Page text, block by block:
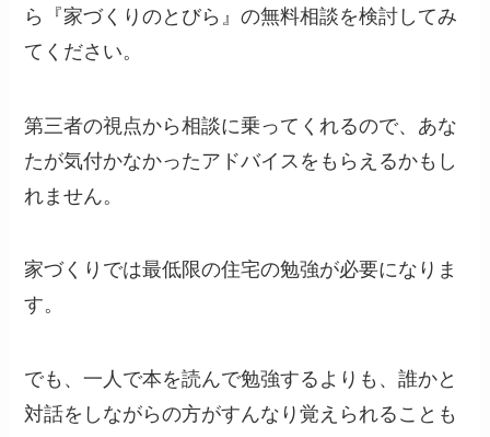
ら『家づくりのとびら』の無料相談を検討してみ
てください。
第三者の視点から相談に乗ってくれるので、あな
たが気付かなかったアドバイスをもらえるかもし
れません。
家づくりでは最低限の住宅の勉強が必要になりま
す。
でも、一人で本を読んで勉強するよりも、誰かと
対話をしながらの方がすんなり覚えられることも